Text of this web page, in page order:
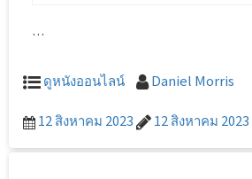
…
ดูหนังออนไลน์ Daniel Morris
12 สิงหาคม 2023 12 สิงหาคม 2023